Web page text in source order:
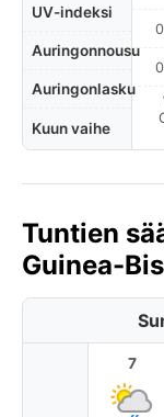
UV-indeksi
Auringonnousu
Auringonlasku
Kuun vaihe
Tuntien
Guinea-
7